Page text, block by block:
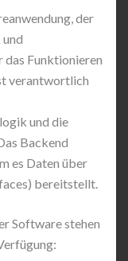
der
Funktionieren
verantwortlich
und die
Backend
es Daten über
bereitstellt.
Software stehen